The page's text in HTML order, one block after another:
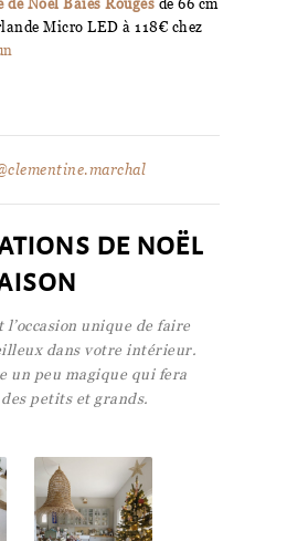
Micro LED à 118€ chez
de noël
l’occasion unique de faire
dans votre intérieur.
un peu magique qui fera
petits et grands.